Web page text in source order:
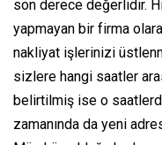
son derece değerlidir.
yapmayan bir firma
nakliyat işlerinizi
sizlere hangi saatler
belirtilmiş ise o
zamanında da yeni